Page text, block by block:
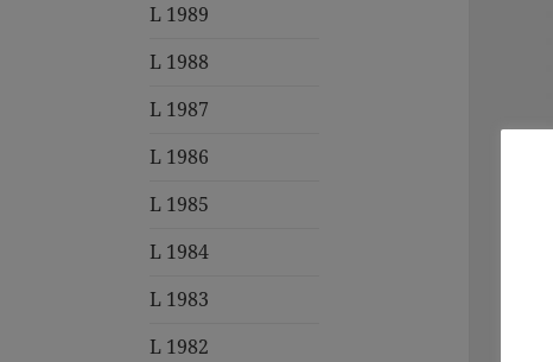
L 1989
L 1988
L 1987
L 1986
L 1985
L 1984
L 1983
L 1982